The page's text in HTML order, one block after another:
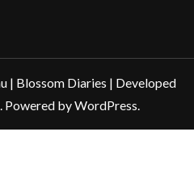
| Blossom Diaries | Developed
. Powered byWordPress.